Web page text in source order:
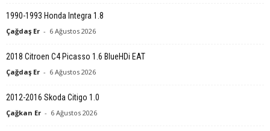
1990-1993 Honda Integra 1.8
Çağdaş Er - 6 Ağustos 2026
2018 Citroen C4 Picasso 1.6 BlueHDi EAT
Çağdaş Er - 6 Ağustos 2026
2012-2016 Skoda Citigo 1.0
Çağkan Er - 6 Ağustos 2026